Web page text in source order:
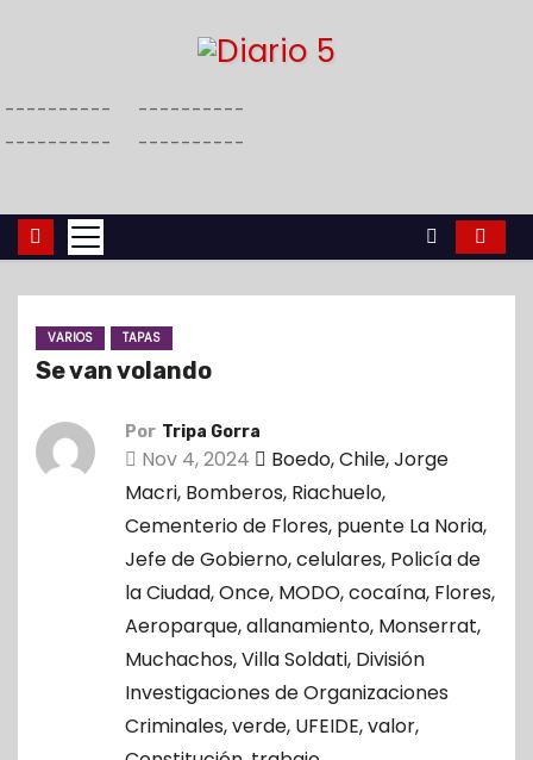
t
a
a
----------
----------
----------
----------
VARIOS TAPAS
Se van volando
Por Tripa Gorra
Nov 4, 2024 Boedo,Chile,Jorge
Macri, Bomberos, Riachuelo,
Cementerio de Flores, puente La Noria,
Jefe de Gobierno,celulares, Policía de
la Ciudad,Once, MODO,cocaína, Flores,
Aeroparque,allanamiento, Monserrat,
Muchachos,Villa Soldati, División
Investigaciones de Organizaciones
Criminales,verde, UFEIDE,valor,